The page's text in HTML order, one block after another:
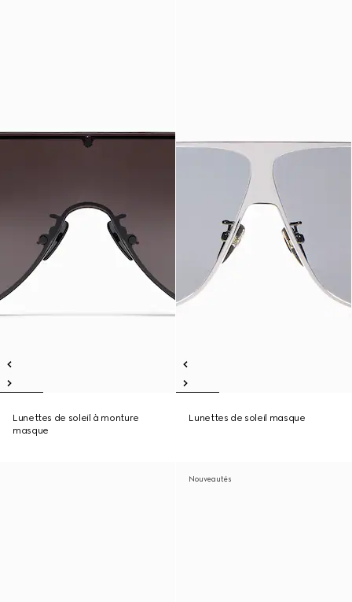
Lunettes de soleil à monture
masque
Lunettes de soleil masque
Nouveautés